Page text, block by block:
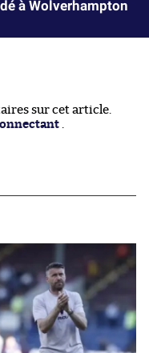
à Wolverhampton
sur cet article.